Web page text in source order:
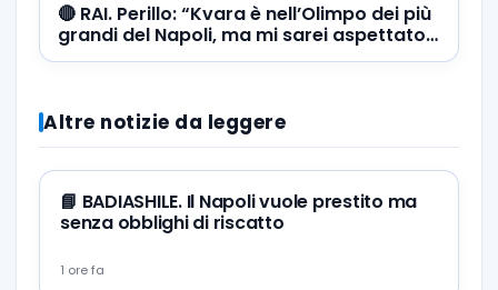
🔴 RAI. Perillo: “Kvara è nell’Olimpo dei più
grandi del Napoli, ma mi sarei aspettato
qualche sua parola per i tifosi”
Altre notizie da leggere
📘 BADIASHILE. Il Napoli vuole prestito ma
senza obblighi di riscatto
1 ore fa